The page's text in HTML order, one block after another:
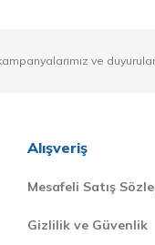
kampanyalarımız ve
Alışveriş
Mesafeli Satış
Gizlilik ve Güvenlik